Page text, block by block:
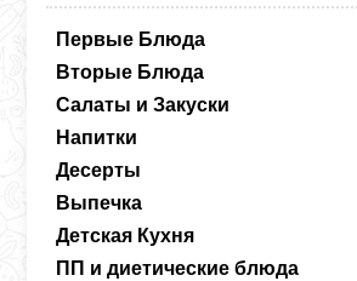
Первые Блюда
Вторые Блюда
Салаты и Закуски
Напитки
Десерты
Выпечка
Детская Кухня
ПП и диетические блюда